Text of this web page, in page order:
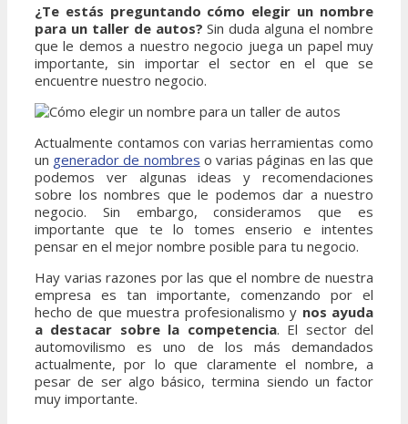
¿Te estás preguntando cómo elegir un nombre
para un taller de autos? Sin duda alguna el nombre
que le demos a nuestro negocio juega un papel muy
importante, sin importar el sector en el que se
encuentre nuestro negocio.
Actualmente contamos con varias herramientas como
un generador de nombres o varias páginas en las que
podemos ver algunas ideas y recomendaciones
sobre los nombres que le podemos dar a nuestro
negocio. Sin embargo, consideramos que es
importante que te lo tomes enserio e intentes
pensar en el mejor nombre posible para tu negocio.
Hay varias razones por las que el nombre de nuestra
empresa es tan importante, comenzando por el
hecho de que muestra profesionalismo y nos ayuda
a destacar sobre la competencia. El sector del
automovilismo es uno de los más demandados
actualmente, por lo que claramente el nombre, a
pesar de ser algo básico, termina siendo un factor
muy importante.